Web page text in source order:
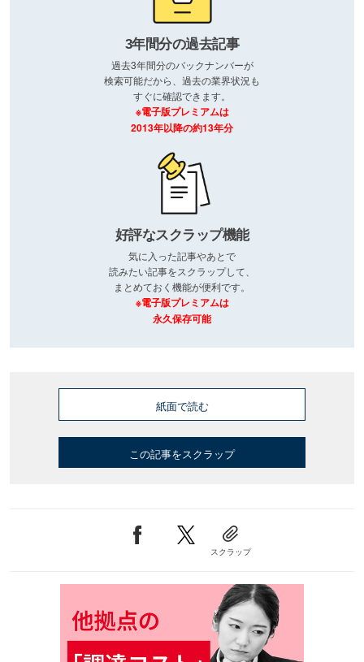
3年間分の過去記事
過去3年間分のバックナンバーが
検索可能だから、過去の業界状況も
すぐに確認できます。
※電子版プレミアムは
2013年以降の約13年分
好評なスクラップ機能
気に入った記事やあとで
読みたい記事をスクラップして、
まとめておく機能が便利です。
※電子版プレミアムは
永久保存可能
紙面で読む
この記事をスクラップ
スクラップ